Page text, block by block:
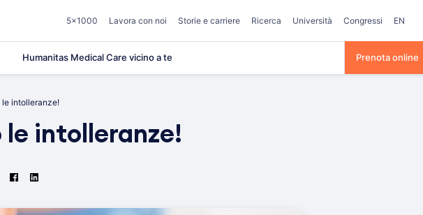
5×1000 Lavora con noi Storie e carriere Ricerca Università Congressi EN
Humanitas Medical Care vicino a te Prenota online
le intolleranze!
le intolleranze!